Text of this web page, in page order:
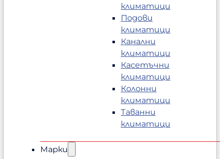
климатици
Подови
климатици
Канални
климатици
Касетъчни
климатици
Колонни
климатици
Таванни
климатици
Марки